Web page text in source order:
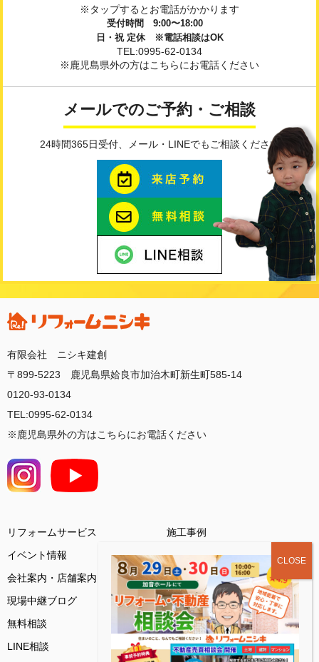
※タップするとお電話がかかります
受付時間 9:00〜18:00
日・祝 定休 ※電話相談はOK
TEL:0995-62-0134
※鹿児島県外の方はこちらにお電話ください
メールでのご予約・ご相談
24時間365日受付、メール・LINEでもご相談ください
有限会社 ニシキ建創
〒899-5223 鹿児島県姶良市加治木町新生町585-14
0120-93-0134
TEL:0995-62-0134
※鹿児島県外の方はこちらにお電話ください
リフォームサービス
施工事例
イベント情報
会社案内・店舗案内
お客様の声
現場中継ブログ
基礎知識コラム
無料相談
ご来店予約
LINE相談